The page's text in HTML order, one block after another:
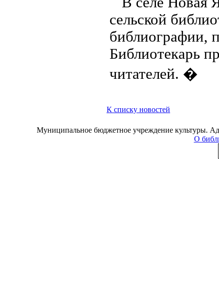
сельской
библиографии,
Библиотекарь
читателей. �
К списку новостей
Муниципальное бюджетное учреждение культуры.
О